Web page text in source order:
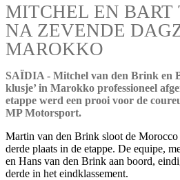
MITCHEL EN BART
NA ZEVENDE
MAROKKO
SAÏDIA - Mitchel van den Brink en
klusje’ in Marokko professioneel
etappe werd een prooi voor de
MP Motorsport.
Martin van den Brink sloot de Morocco
derde plaats in de etappe. De equipe,
en Hans van den Brink aan boord,
derde in het eindklassement.